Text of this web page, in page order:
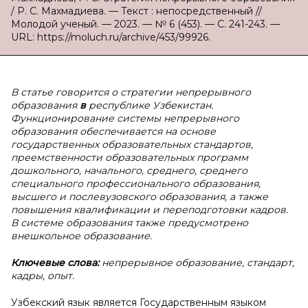
/ Р. С. Махмадиева. — Текст : непосредственный //
Молодой ученый. — 2023. — № 6 (453). — С. 241-243. —
URL: https://moluch.ru/archive/453/99926.
В статье говорится о стратегии непрерывного
образования в республике Узбекистан.
Функционирование системы непрерывного
образования обеспечивается на основе
государственных образовательных стандартов,
преемственности образовательных программ
дошкольного, начального, среднего, среднего
специального профессионального образования,
высшего и послевузовского образования, а также
повышения квалификации и переподготовки кадров.
В системе образования также предусмотрено
внешкольное образование.
Ключевые слова:непрерывное образование, стандарт,
кадры, опыт.
Узбекский язык является Государственным языком